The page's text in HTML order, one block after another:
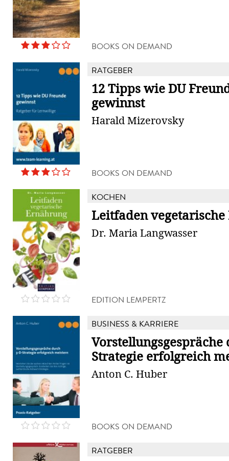
BOOKS ON DEMAND
RATGEBER
12 Tipps wie DU
gewinnst
Harald Mizerovsky
BOOKS ON DEMAND
KOCHEN
Leitfaden
Dr. Maria Langwasser
EDITION LEMPERTZ
BUSINESS & KARRIERE
Vorstellungsgespräche
Strategie erfolgreich
Anton C. Huber
BOOKS ON DEMAND
RATGEBER